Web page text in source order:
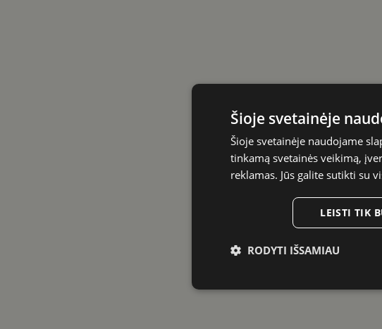
Šioje svetainėje
Šioje svetainėje naudojame
tinkamą svetainės veikimą,
reklamas. Jūs galite sutikti su
LEISTI TIK
RODYTI IŠSAMIAU
slapukai